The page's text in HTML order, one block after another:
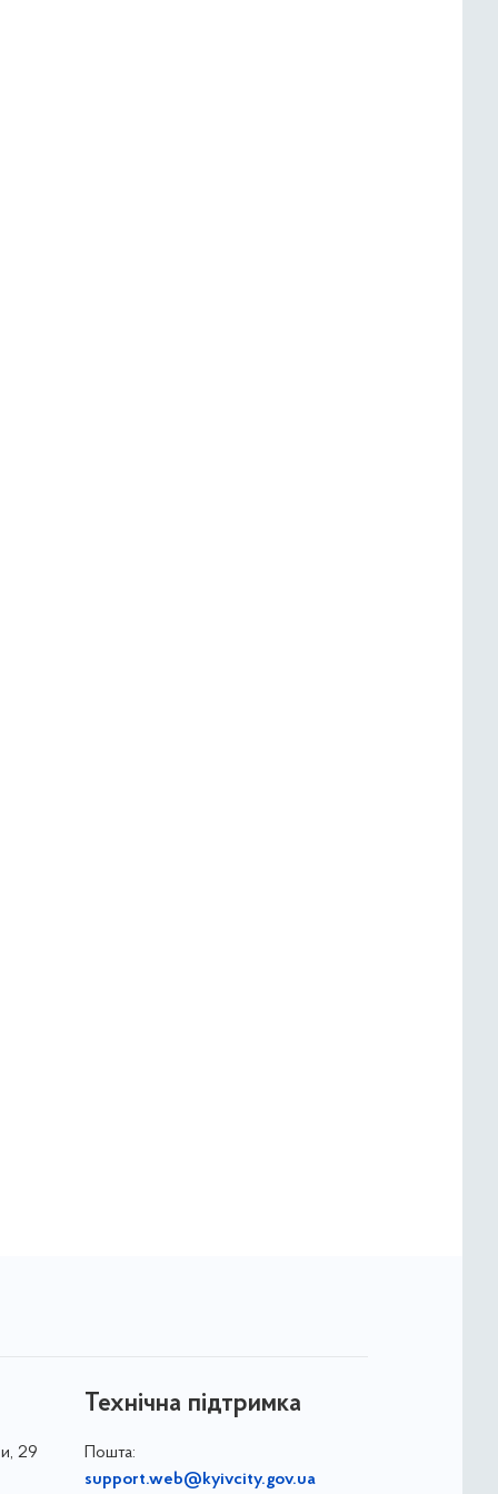
29
Технічна підтримка
Пошта:
support.web@kyivcity.gov.ua